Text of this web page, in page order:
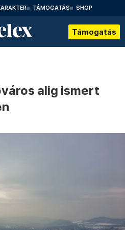
TÁMOGATÁS SHOP
Támogatás
alig ismert